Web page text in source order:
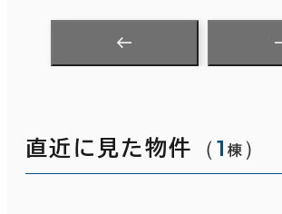
直近に見た物件 （1 棟 ）